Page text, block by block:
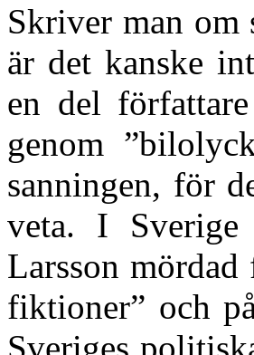
Skriver man om
är det kanske
en del
genom
sanningen, för
veta. I
Larsson mördad
fiktioner” och
Sveriges